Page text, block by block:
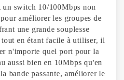
switch 10/100Mbps non
améliorer les groupes de
une grande souplesse
en étant facile à utiliser, il
n'importe quel port pour la
aussi bien en 10Mbps qu'en
bande passante, améliorer le